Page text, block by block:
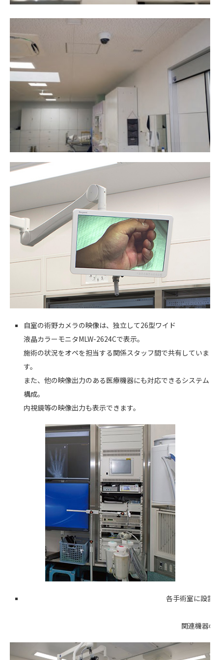
自室の術野カメラの映像は、独立して26型ワイド
液晶カラーモニタMLW-2624Cで表示。
施術の状況をオペを担当する関係スタッフ間で共有していま
す。
また、他の映像出力のある医療機器にも対応できるシステム
構成。
内視鏡等の映像出力も表示できます。
各手術室に設置
関連機器の